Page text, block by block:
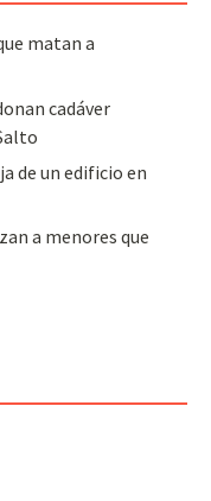
matan a
cadáver
de un edificio en
a menores que